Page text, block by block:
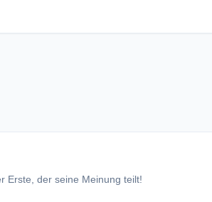
Erste, der seine Meinung teilt!